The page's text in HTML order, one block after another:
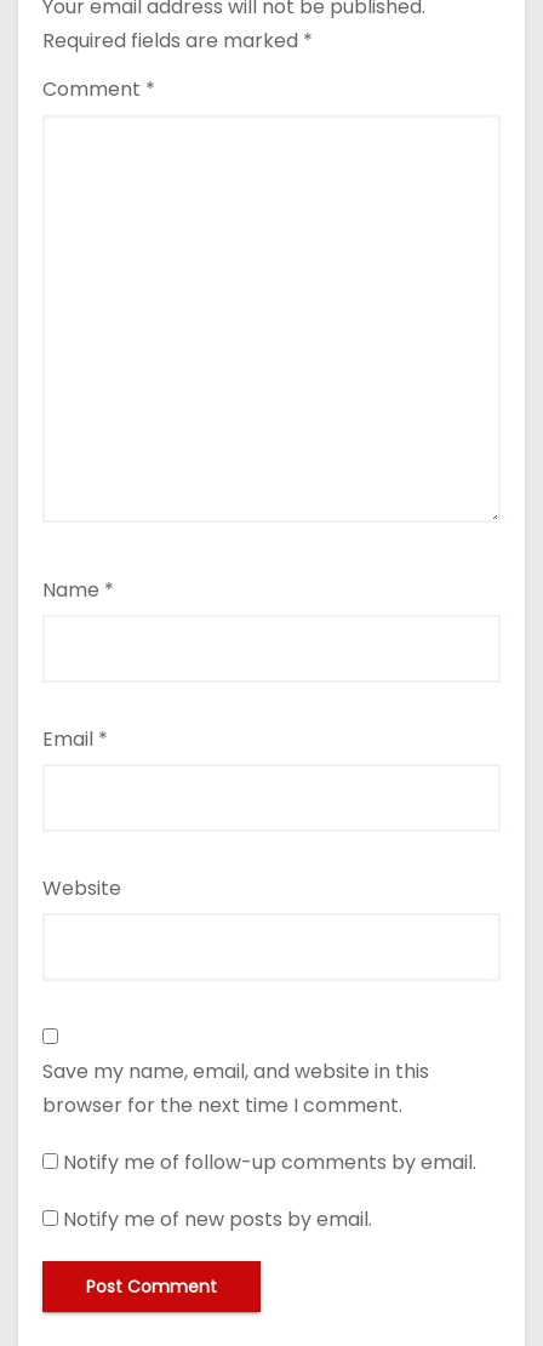
Your email address will not be published.
Required fields are marked *
Comment *
Name *
Email *
Website
Save my name, email, and website in this
browser for the next time I comment.
Notify me of follow-up comments by email.
Notify me of new posts by email.